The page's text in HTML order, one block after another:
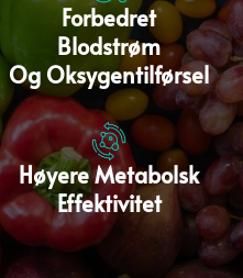
Forbedret
Blodstrøm
Og Oksygentilførsel
Høyere Metabolsk
Effektivitet